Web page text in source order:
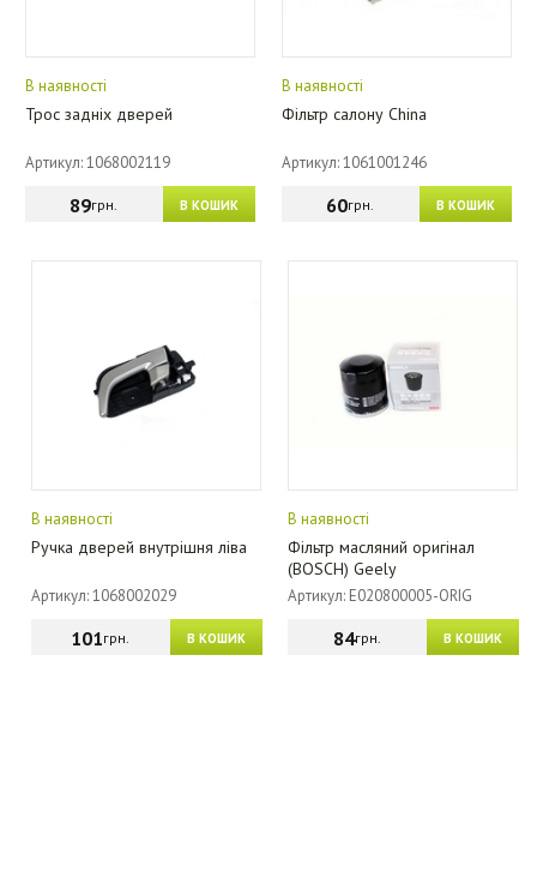
В наявності
Трос задніх дверей
Артикул: 1068002119
В КОШИК
89грн.
В наявності
Фільтр салону China
Артикул: 1061001246
В КОШИК
60грн.
В наявності
Ручка дверей внутрішня ліва
Артикул: 1068002029
В КОШИК
101грн.
В наявності
Фільтр масляний оригінал
(BOSCH) Geely
Артикул: E020800005-ORIG
В КОШИК
84грн.